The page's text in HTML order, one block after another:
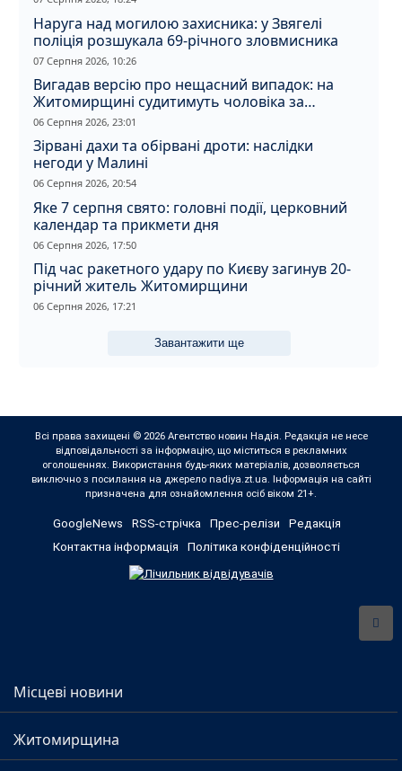
Наруга над могилою захисника: у Звягелі
поліція розшукала 69-річного зловмисника
07 Серпня 2026, 10:26
Вигадав версію про нещасний випадок: на
Житомирщині судитимуть чоловіка за
вбивство співмешканки
06 Серпня 2026, 23:01
Зірвані дахи та обірвані дроти: наслідки
негоди у Малині
06 Серпня 2026, 20:54
Яке 7 серпня свято: головні події, церковний
календар та прикмети дня
06 Серпня 2026, 17:50
Під час ракетного удару по Києву загинув 20-
річний житель Житомирщини
06 Серпня 2026, 17:21
Завантажити ще
Всі права захищені © 2026 Агентство новин Надія. Редакція не несе
відповідальності за інформацію, що міститься в рекламних
оголошеннях. Використання будь-яких матеріалів, дозволяється
виключно з посилання на джерело nadiya.zt.ua. Інформація на сайті
призначена для ознайомлення осіб віком 21+.
GoogleNews RSS-стрічка Прес-релізи
Редакція
Контактна інформація
Політика конфіденційності
Місцеві новини
Житомирщина